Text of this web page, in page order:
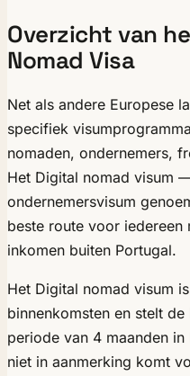
Overzicht van
Nomad Visa
Net als andere Europese
specifiek
nomaden, ondernemers,
Het Digital nomad visum
ondernemersvisum
beste route voor
inkomen buiten Portugal.
Het Digital nomad visum
binnenkomsten en stelt
periode van 4 maanden
niet in aanmerking komt